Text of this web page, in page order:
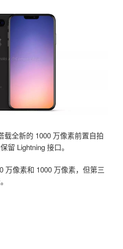
载全新的 1000 万像素前置自拍
留 Lightning 接口。
万像素和 1000 万像素，但第三